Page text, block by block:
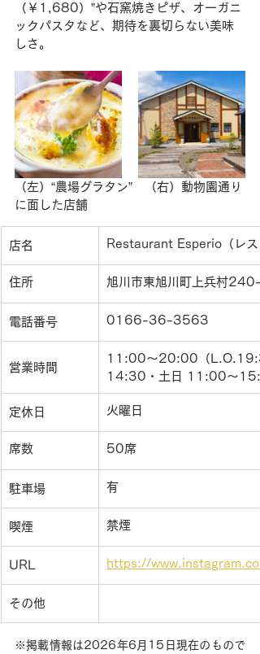
（￥1,680）”や石窯焼きピザ、オーガニ
ックパスタなど、期待を裏切らない美味
しさ。
（左）“農場グラタン”　（右）動物園通り
に面した店舗
店名 Restaurant Esperio（レス
住所 旭川市東旭川町上兵村240-
電話番号 0166-36-3563
営業時間
11:00～20:00（
14:30・土日 11:00～
定休日 火曜日
席数 50席
駐車場 有
喫煙 禁煙
URL https://
その他
※掲載情報は2026年6月15日現在のもので